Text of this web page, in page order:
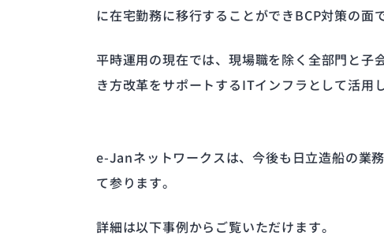
に在宅勤務に移行することができBCP対策の面
平時運用の現在では、現場職を除く全部門と
き方改革をサポートするITインフラとして活用
e-Janネットワークスは、今後も日立造船の業
て参ります。
詳細は以下事例からご覧いただけます。